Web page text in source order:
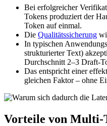
Bei erfolgreicher
Tokens produziert der
Token auf einmal.
Die Qualitätssicherung
In typischen
strukturierter Text)
Durchschnitt 2–3 Draft-
Das entspricht einer
gleichen Faktor – ohne
Vorteile von Multi-